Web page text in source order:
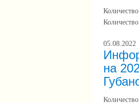
05.08.2022
на